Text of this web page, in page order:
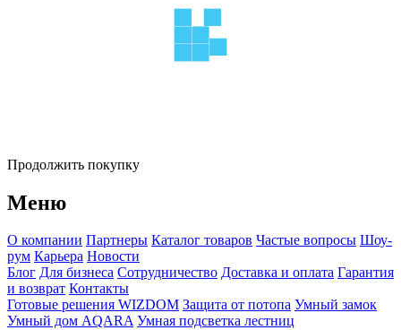
Продолжить покупку
Меню
О компании Партнеры Каталог товаров Частые вопросы Шоу-
рум Карьера Новости
Блог Для бизнеса Сотрудничество Доставка и оплата Гарантия
и возврат Контакты
Готовые решения WIZDOM Защита от потопа Умный замок
Умный дом AQARA Умная подсветка лестниц